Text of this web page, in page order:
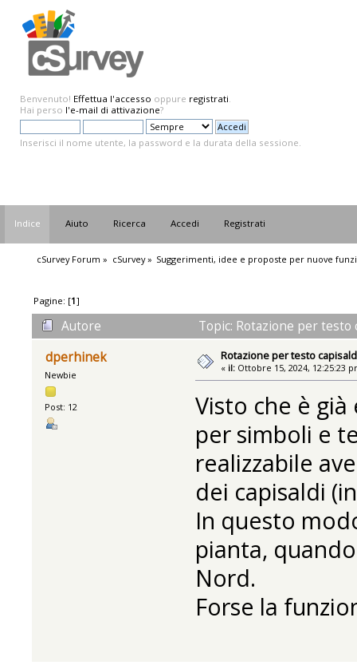
Benvenuto! Effettua l'accesso oppure registrati.
Hai perso l'e-mail di attivazione?
Inserisci il nome utente, la password e la durata della sessione.
Indice Aiuto Ricerca Accedi Registrati
cSurvey Forum » cSurvey» Suggerimenti, idee e proposte per nuove
Pagine: [1]
Autore
Topic: Rotazione per
dperhinek
Newbie
Post: 12
Rotazione per testo
« il: Ottobre 15, 2024, 12:25:23
Visto che è
per simboli e
realizzabile
dei capisaldi
In questo
pianta,
Nord.
Forse la